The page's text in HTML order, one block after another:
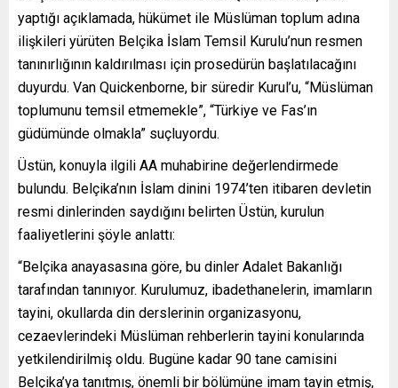
yaptığı açıklamada, hükümet ile Müslüman toplum adına
ilişkileri yürüten Belçika İslam Temsil Kurulu’nun resmen
tanınırlığının kaldırılması için prosedürün başlatılacağını
duyurdu. Van Quickenborne, bir süredir Kurul’u, “Müslüman
toplumunu temsil etmemekle”, “Türkiye ve Fas’ın
güdümünde olmakla” suçluyordu.
Üstün, konuyla ilgili AA muhabirine değerlendirmede
bulundu. Belçika’nın İslam dinini 1974’ten itibaren devletin
resmi dinlerinden saydığını belirten Üstün, kurulun
faaliyetlerini şöyle anlattı:
“Belçika anayasasına göre, bu dinler Adalet Bakanlığı
tarafından tanınıyor. Kurulumuz, ibadethanelerin, imamların
tayini, okullarda din derslerinin organizasyonu,
cezaevlerindeki Müslüman rehberlerin tayini konularında
yetkilendirilmiş oldu. Bugüne kadar 90 tane camisini
Belçika’ya tanıtmış, önemli bir bölümüne imam tayin etmiş,